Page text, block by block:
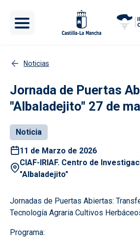
Noticias
Jornada de Puertas
"Albaladejito" 27 de
Noticia
11 de Marzo de 2026
CIAF-IRIAF. Centro de
"Albaladejito"
Jornadas de Puertas Abiertas:
Tecnología Agraria Cultivos
Programa: